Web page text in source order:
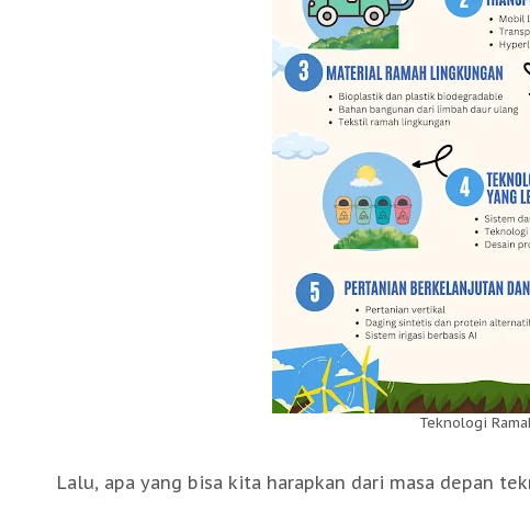
Teknologi
Lalu, apa yang bisa kita harapkan dari masa depan